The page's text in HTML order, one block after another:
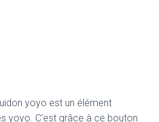
yoyo est un élément
yoyo. C’est grâce à ce bouton